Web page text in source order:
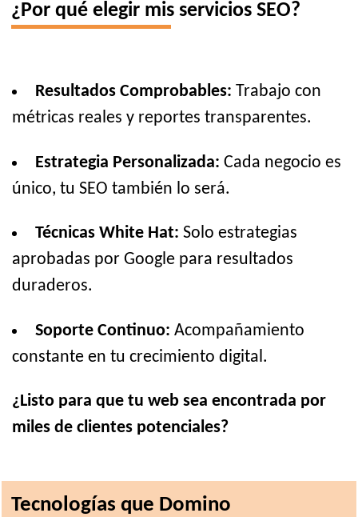
¿Por qué elegir mis servicios SEO?
Resultados Comprobables: Trabajo con
métricas reales y reportes transparentes.
Estrategia Personalizada: Cada negocio es
único, tu SEO también lo será.
Técnicas White Hat: Solo estrategias
aprobadas por Google para resultados
duraderos.
Soporte Continuo: Acompañamiento
constante en tu crecimiento digital.
¿Listo para que tu web sea encontrada por
miles de clientes potenciales?
Tecnologías que Domino